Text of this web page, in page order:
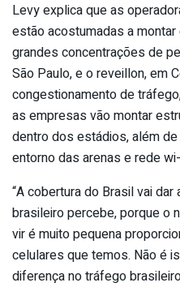
Levy explica que as
estão acostumadas a
grandes concentrações de
São Paulo, e o reveillon, em
congestionamento de
as empresas vão montar
dentro dos estádios, além
entorno das arenas e rede
“A cobertura do Brasil vai
brasileiro percebe, porque o
vir é muito pequena
celulares que temos. Não é
diferença no tráfego